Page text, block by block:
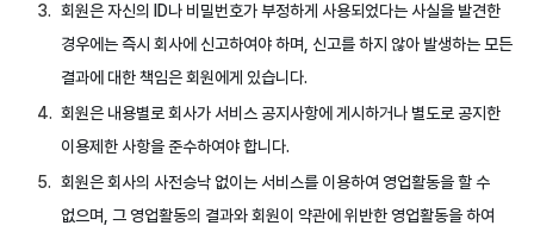
회원은 자신의 ID나 비밀번호가 부정하게 사용되었다는 사실을 발견한
경우에는 즉시 회사에 신고하여야 하며, 신고를 하지 않아 발생하는 모든
결과에 대한 책임은 회원에게 있습니다.
회원은 내용별로 회사가 서비스 공지사항에 게시하거나 별도로 공지한
이용제한 사항을 준수하여야 합니다.
회원은 회사의 사전승낙 없이는 서비스를 이용하여 영업활동을 할 수
없으며, 그 영업활동의 결과와 회원이 약관에 위반한 영업활동을 하여